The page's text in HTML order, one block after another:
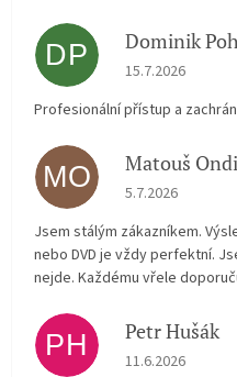
DP Dominik
Hodnocení
15.7.2026
Profesionální přístup a
MO Matouš
Hodnocení
5.7.2026
Jsem stálým zákazníkem.
nebo DVD je vždy perfektní.
nejde. Každému vřele
PH Petr Hušák
Hodnocení
11.6.2026